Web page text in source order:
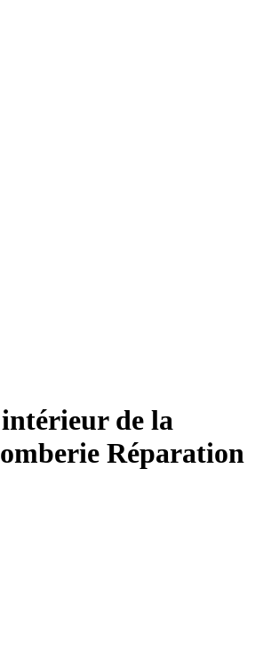
de la
Réparation